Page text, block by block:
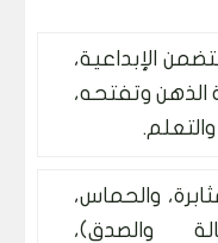
الإبداعية،
الذهن وتفتحه،
والحماس،
والصدق)،